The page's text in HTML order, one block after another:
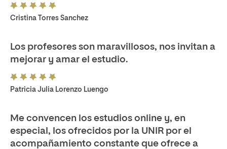
Cristina Torres Sanchez
Los profesores son maravillosos, nos invitan a
mejorar y amar el estudio.
Patricia Julia Lorenzo Luengo
Me convencen los estudios online y, en
especial, los ofrecidos por la UNIR por el
acompañamiento constante que ofrece a